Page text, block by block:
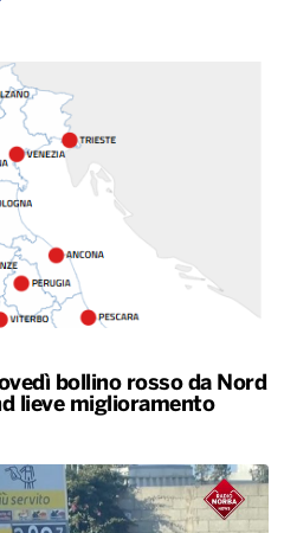
bollino rosso da Nord
lieve miglioramento